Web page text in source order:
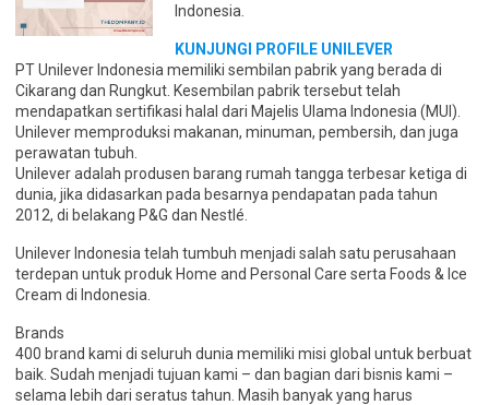
Indonesia.
KUNJUNGI PROFILE UNILEVER
PT Unilever Indonesia memiliki sembilan pabrik yang berada di
Cikarang dan Rungkut. Kesembilan pabrik tersebut telah
mendapatkan sertifikasi halal dari Majelis Ulama Indonesia (MUI).
Unilever memproduksi makanan, minuman, pembersih, dan juga
perawatan tubuh.
Unilever adalah produsen barang rumah tangga terbesar ketiga di
dunia, jika didasarkan pada besarnya pendapatan pada tahun
2012, di belakang P&G dan Nestlé.
Unilever Indonesia telah tumbuh menjadi salah satu perusahaan
terdepan untuk produk Home and Personal Care serta Foods & Ice
Cream di Indonesia.
Brands
400 brand kami di seluruh dunia memiliki misi global untuk berbuat
baik. Sudah menjadi tujuan kami – dan bagian dari bisnis kami –
selama lebih dari seratus tahun. Masih banyak yang harus